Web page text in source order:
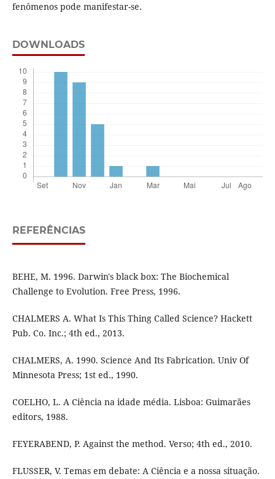
fenômenos pode manifestar-se.
DOWNLOADS
REFERÊNCIAS
BEHE, M. 1996. Darwin's black box: The Biochemical
Challenge to Evolution. Free Press, 1996.
CHALMERS A. What Is This Thing Called Science? Hackett
Pub. Co. Inc.; 4th ed., 2013.
CHALMERS, A. 1990. Science And Its Fabrication. Univ Of
Minnesota Press; 1st ed., 1990.
COELHO, L. A Ciência na idade média. Lisboa: Guimarães
editors, 1988.
FEYERABEND, P. Against the method. Verso; 4th ed., 2010.
FLUSSER, V. Temas em debate: A Ciência e a nossa situação.